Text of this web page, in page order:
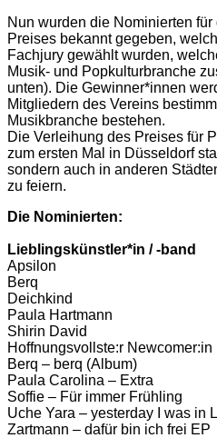
Nun wurden die Nominierten
Preises bekannt gegeben,
Fachjury gewählt wurden,
Musik- und Popkulturbranche
unten). Die Gewinner*innen
Mitgliedern des Vereins
Musikbranche bestehen.
Die Verleihung des Preises für
zum ersten Mal in Düsseldorf
sondern auch in anderen
zu feiern.
Die Nominierten:
Lieblingskünstler*in / -band
Apsilon
Berq
Deichkind
Paula Hartmann
Shirin David
Hoffnungsvollste:r Newcomer:in
Berq – berq (Album)
Paula Carolina – Extra
Soffie – Für immer Frühling
Uche Yara – yesterday I was in
Zartmann – dafür bin ich frei EP